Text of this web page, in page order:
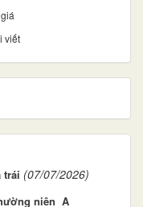
viết
trái (07/07/2026)
niên A